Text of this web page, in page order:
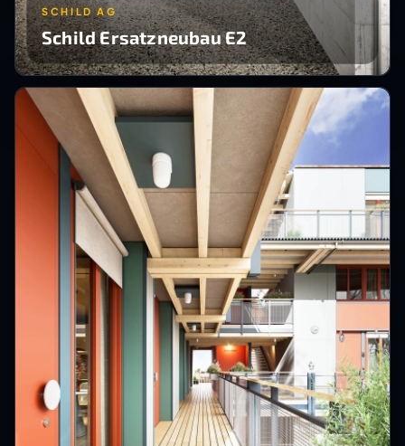
SCHILD AG
Schild Ersatzneubau E2